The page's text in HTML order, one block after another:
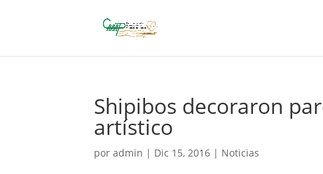
Shipibos decoraron
artístico
poradmin | Dic 15, 2016 | Noticias